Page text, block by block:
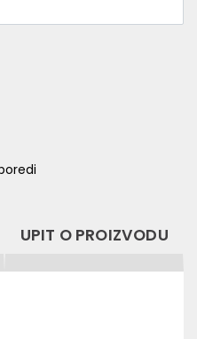
UPIT O PROIZVODU